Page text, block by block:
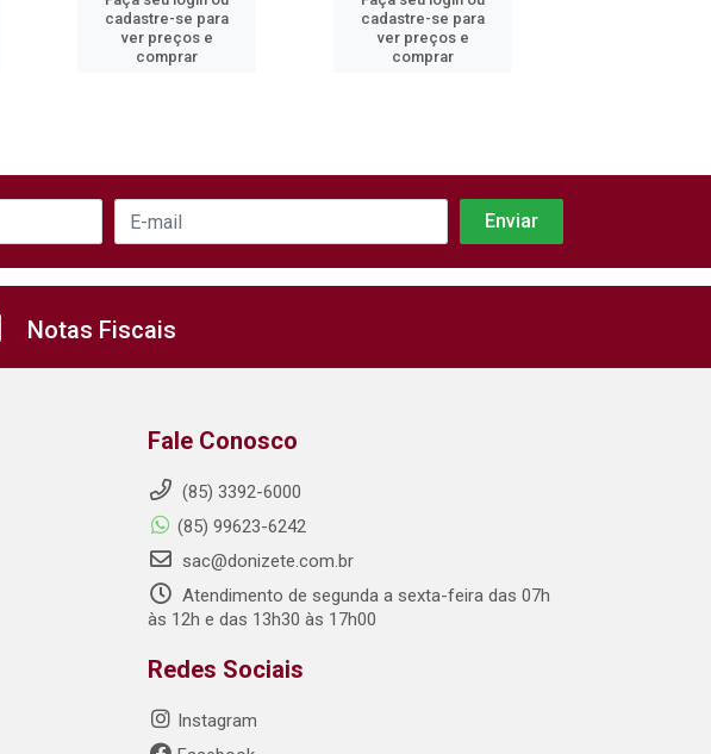
cadastre-se para
ver preços e
comprar
cadastre-se para
ver preços e
comprar
Notas Fiscais
Fale Conosco
(85) 3392-6000
(85) 99623-6242
sac@donizete.com.br
Atendimento de segunda a sexta-feira das 07h
às 12h e das 13h30 às 17h00
Redes Sociais
Instagram